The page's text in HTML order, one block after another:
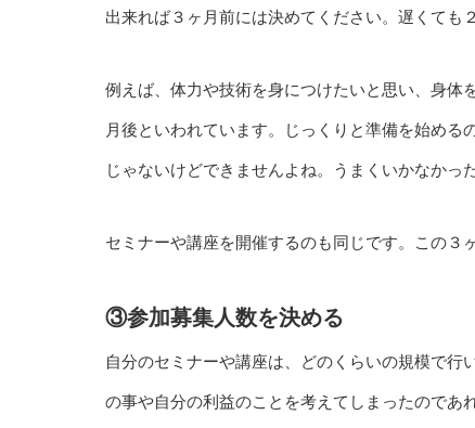
出来れば３ヶ月前には決めてください。遅くても
例えば、体力や技術を身につけたいと思い、身体
月後といわれています。じっくりと準備を始め
じゃないけどできませんよね。うまくいかなかっ
セミナーや講座を開催するのも同じです。この３
③参加募集人数を決める
自分のセミナーや講座は、どのくらいの規模で
の事や自分の利益のことを考えてしまったのであ